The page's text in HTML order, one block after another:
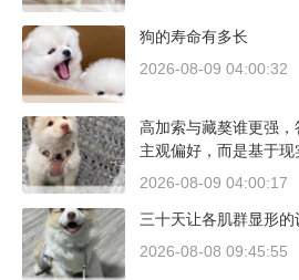
狗的寿命有多长
2026-08-09 04:00:32
高加索与藏獒谁更强
主观偏好，而是基于现
工作性能得出的结论。
犬拥有压倒性的胜率。
2026-08-09 04:00:17
三十天让各肌群显形的
2026-08-08 09:45:55